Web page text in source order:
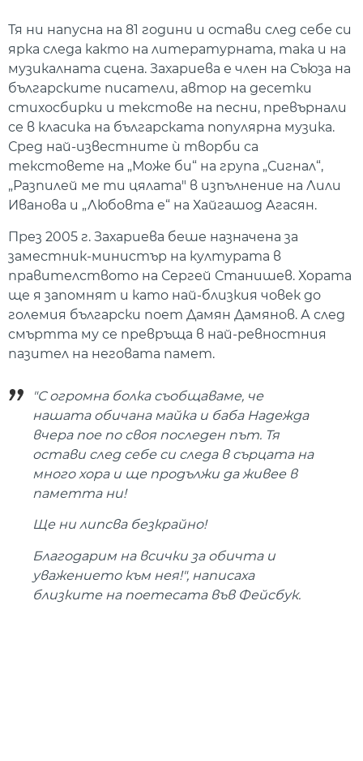
Тя ни напусна на 81 години и остави след себе си
ярка следа както на литературната, така и на
музикалната сцена. Захариева е член на Съюза на
българските писатели, автор на десетки
стихосбирки и текстове на песни, превърнали
се в класика на българската популярна музика.
Сред най-известните ѝ творби са
текстовете на „Може би“ на група „Сигнал“,
„Разпилей ме ти цялата" в изпълнение на Лили
Иванова и „Любовта е“ на Хайгашод Агасян.
През 2005 г. Захариева беше назначена за
заместник-министър на културата в
правителството на Сергей Станишев. Хората
ще я запомнят и като най-близкия човек до
големия български поет Дамян Дамянов. А след
смъртта му се превръща в най-ревностния
пазител на неговата памет.
"С огромна болка съобщаваме, че
нашата обичана майка и баба Надежда
вчера пое по своя последен път. Тя
остави след себе си следа в сърцата на
много хора и ще продължи да живее в
паметта ни!
Ще ни липсва безкрайно!
Благодарим на всички за обичта и
уважението към нея!", написаха
близките на поетесата във Фейсбук.